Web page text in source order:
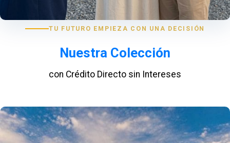
TU FUTURO EMPIEZA CON UNA DECISIÓN
Nuestra Colección
con Crédito Directo sin Intereses